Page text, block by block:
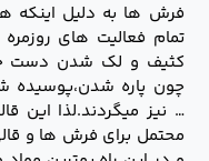
فرش ها به دلیل اینکه
تمام فعالیت های روزمره
کثیف و لک شدن دست
چون پاره شدن،پوسیده
… نیز میگردند.لذا این
محتمل برای فرش ها و